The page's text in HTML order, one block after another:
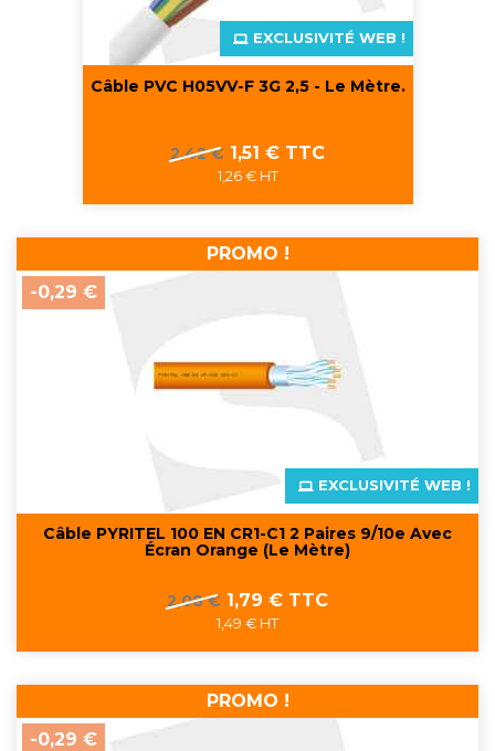
Câble PVC H05VV-F 3G 2,5 - Le Mètre.
Prix
2,42 € Prix
1,51 € TTC
1,26 € HT
EXCLUSIVITÉ WEB !
Câble PYRITEL 100 EN CR1-C1 2 Paires 9/10e Avec
Écran Orange (Le Mètre)
Prix
2,08 € Prix
1,79 € TTC
1,49 € HT
EXCLUSIVITÉ WEB !
PROMO !
-0,29 €
PROMO !
-0,29 €